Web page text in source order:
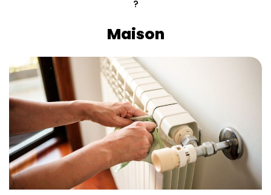
?
Maison